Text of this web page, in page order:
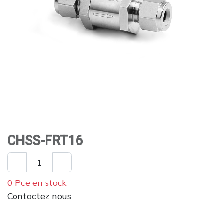
CHSS-FRT16
0 Pce en stock
Contactez nous